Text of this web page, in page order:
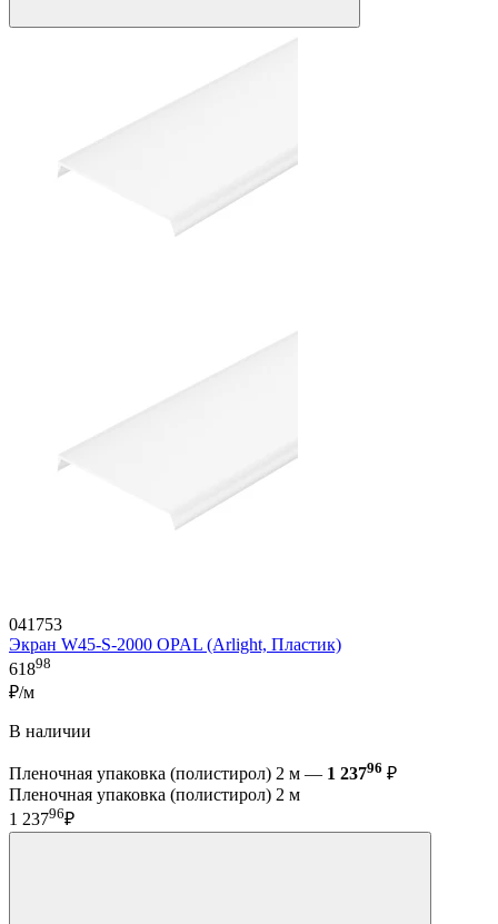
041753
Экран W45-S-2000 OPAL (Arlight, Пластик)
61898
₽/м
В наличии
Пленочная упаковка (полистирол) 2 м — 1 23796 ₽
Пленочная упаковка (полистирол) 2 м
1 23796₽